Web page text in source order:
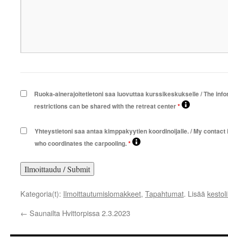
Ruoka-ainerajoitetietoni saa luovuttaa kurssikeskukselle / The
restrictions can be shared with the retreat center*
Yhteystietoni saa antaa kimppakyytien koordinoijalle. / My
who coordinates the carpooling.*
Kategoria(t): Ilmoittautumislomakkeet, Tapahtumat. Lisää
← Saunailta Hvittorpissa 2.3.2023